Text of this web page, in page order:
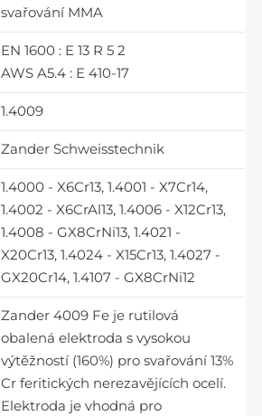
svařování MMA
EN 1600 : E 13 R 5 2
AWS A5.4 : E 410-17
1.4009
Zander Schweisstechnik
1.4000 - X6Cr13, 1.4001 - X7Cr14,
1.4002 - X6CrAl13, 1.4006 - X12Cr13,
1.4008 - GX8CrNi13, 1.4021 -
X20Cr13, 1.4024 - X15Cr13, 1.4027 -
GX20Cr14, 1.4107 - GX8CrNi12
Zander 4009 Fe je rutilová
obalená elektroda s vysokou
výtěžností (160%) pro svařování 13%
Cr feritických nerezavějících ocelí.
Elektroda je vhodná pro